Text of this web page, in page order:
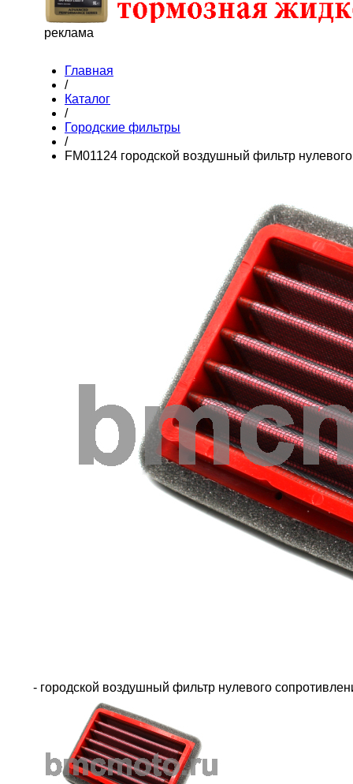
реклама
Главная
/
Каталог
/
Городские фильтры
/
FM01124 городской воздушный фильтр
- городской воздушный фильтр нулевого